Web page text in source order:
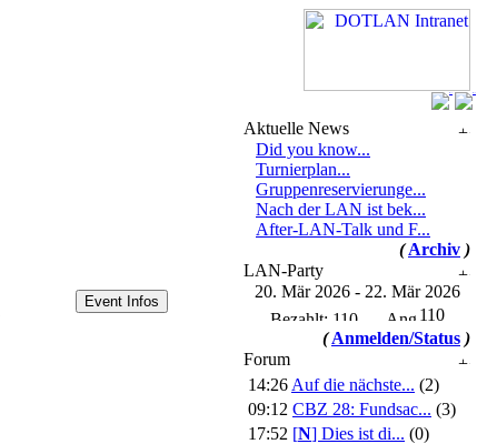
Aktuelle News
Did you know...
Turnierplan...
Gruppenreservierunge...
Nach der LAN ist bek...
After-LAN-Talk und F...
( Archiv )
LAN-Party
20. Mär 2026 - 22. Mär 2026
110
( Anmelden/Status )
Forum
14:26 Auf die nächste... (2)
09:12 CBZ 28: Fundsac... (3)
17:52 [N] Dies ist di... (0)